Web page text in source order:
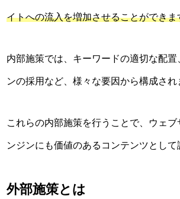
イトへの流入を増加させることができま
内部施策では、キーワードの適切な配
ンの採用など、様々な要因から構成され
これらの内部施策を行うことで、ウェ
ンジンにも価値のあるコンテンツとし
外部施策とは